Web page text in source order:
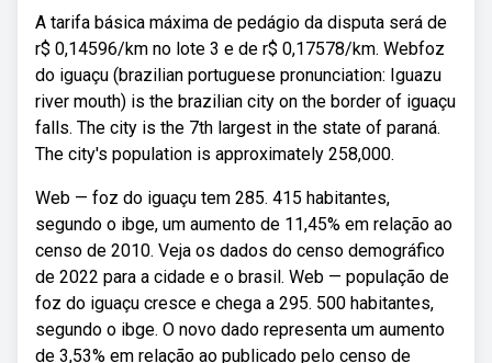
A tarifa básica máxima de pedágio da disputa será de
r$ 0,14596/km no lote 3 e de r$ 0,17578/km. Webfoz
do iguaçu (brazilian portuguese pronunciation: Iguazu
river mouth) is the brazilian city on the border of iguaçu
falls. The city is the 7th largest in the state of paraná.
The city's population is approximately 258,000.
Web — foz do iguaçu tem 285. 415 habitantes,
segundo o ibge, um aumento de 11,45% em relação ao
censo de 2010. Veja os dados do censo demográfico
de 2022 para a cidade e o brasil. Web — população de
foz do iguaçu cresce e chega a 295. 500 habitantes,
segundo o ibge. O novo dado representa um aumento
de 3,53% em relação ao publicado pelo censo de